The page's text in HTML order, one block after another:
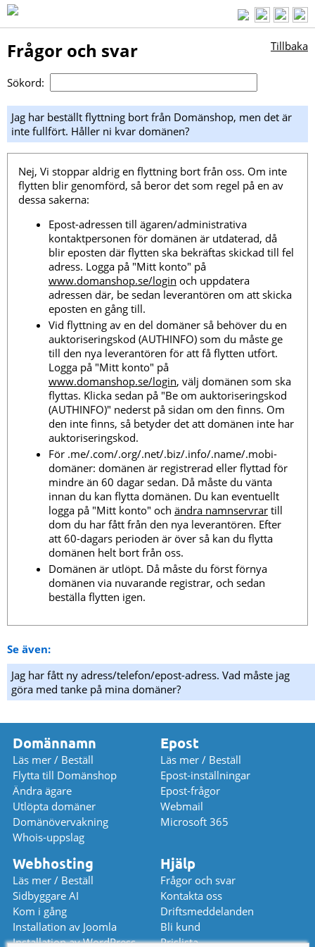
Frågor och svar Tillbaka
Sökord:
Jag har beställt flyttning bort från Domänshop, men det är
inte fullfört. Håller ni kvar domänen?
Nej, Vi stoppar aldrig en flyttning bort från oss. Om inte
flytten blir genomförd, så beror det som regel på en av
dessa sakerna:
Epost-adressen till ägaren/administrativa
kontaktpersonen för domänen är utdaterad, då
blir eposten där flytten ska bekräftas skickad till fel
adress. Logga på "Mitt konto" på
www.domanshop.se/login och uppdatera
adressen där, be sedan leverantören om att skicka
eposten en gång till.
Vid flyttning av en del domäner så behöver du en
auktoriseringskod (AUTHINFO) som du måste ge
till den nya leverantören för att få flytten utfört.
Logga på "Mitt konto" på
www.domanshop.se/login, välj domänen som ska
flyttas. Klicka sedan på "Be om auktoriseringskod
(AUTHINFO)" nederst på sidan om den finns. Om
den inte finns, så betyder det att domänen inte har
auktoriseringskod.
För .me/.com/.org/.net/.biz/.info/.name/.mobi-
domäner: domänen är registrerad eller flyttad för
mindre än 60 dagar sedan. Då måste du vänta
innan du kan flytta domänen. Du kan eventuellt
logga på "Mitt konto" och ändra namnservrar till
dom du har fått från den nya leverantören. Efter
att 60-dagars perioden är över så kan du flytta
domänen helt bort från oss.
Domänen är utlöpt. Då måste du först förnya
domänen via nuvarande registrar, och sedan
beställa flytten igen.
Se även:
Jag har fått ny adress/telefon/epost-adress. Vad måste jag
göra med tanke på mina domäner?
Domännamn
Läs mer / Beställ
Flytta till Domänshop
Ändra ägare
Utlöpta domäner
Domänövervakning
Whois-uppslag
Epost
Läs mer / Beställ
Epost-inställningar
Epost-frågor
Webmail
Microsoft 365
Webhosting
Läs mer / Beställ
Sidbyggare AI
Kom i gång
Installation av Joomla
Installation av WordPress
Hjälp
Frågor och svar
Kontakta oss
Driftsmeddelanden
Bli kund
Prislista